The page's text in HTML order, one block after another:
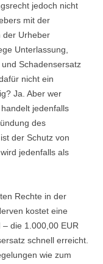
jedoch nicht
mit der
der Urheber
Unterlassung,
Schadensersatz
nicht ein
Ja. Aber wer
jedenfalls
des
der Schutz von
jedenfalls als
Rechte in der
kostet eine
die 1.000,00 EUR
schnell erreicht.
wie zum